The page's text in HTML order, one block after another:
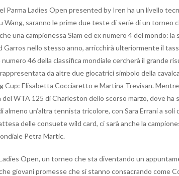
Parma Ladies Open presented by Iren ha un livello
saranno le prime due teste di serie di un torneo
una campionessa Slam ed ex numero 4 del mondo:
nello stesso anno, arricchirà ulteriormente il
46 della classifica mondiale cercherà il grande
da altre due giocatrici simbolo della
Cup: Elisabetta Cocciaretto e Martina Trevisan.
WTA 125 di Charleston dello scorso marzo, dove
un’altra tennista tricolore, con Sara Errani a soli
delle consuete wild card, ci sarà anche la
Petra Martic.
Open, un torneo che sta diventando un
giovani promesse che si stanno consacrando come